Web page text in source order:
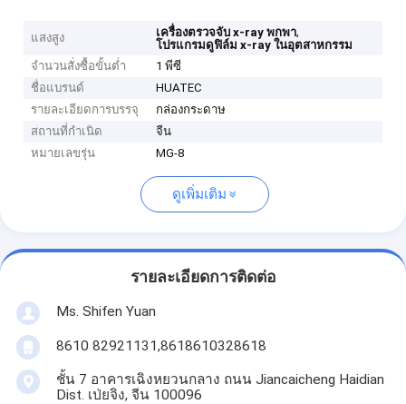
แสงสูง เครื่องตรวจจับ x-ray พกพา,
โปรแกรมดูฟิล์ม x-ray ในอุตสาหกรรม
จำนวนสั่งซื้อขั้นต่ำ
1 พีซี
ชื่อแบรนด์
HUATEC
รายละเอียดการบรรจุ
กล่องกระดาษ
สถานที่กำเนิด
จีน
หมายเลขรุ่น
MG-8
ดูเพิ่มเติม
รายละเอียดการติดต่อ
Ms. Shifen Yuan
8610 82921131,8618610328618
ชั้น 7 อาคารเฉิงหยวนกลาง ถนน Jiancaicheng Haidian
Dist. เป่ยจิง, จีน 100096